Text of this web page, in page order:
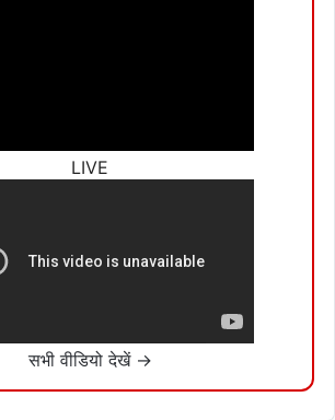
LIVE
सभी वीडियो देखें →